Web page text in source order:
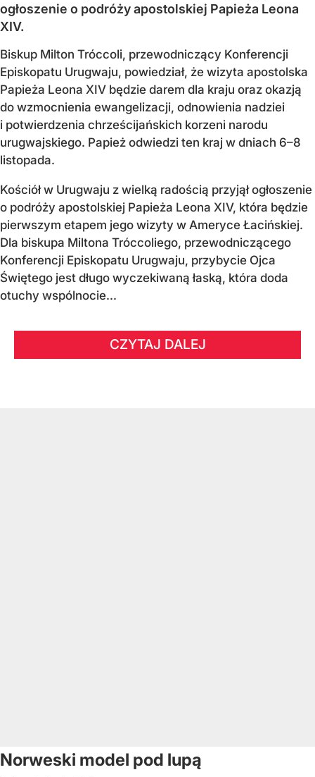
ogłoszenie o podróży apostolskiej Papieża Leona
XIV.
Biskup Milton Tróccoli, przewodniczący Konferencji
Episkopatu Urugwaju, powiedział, że wizyta apostolska
Papieża Leona XIV będzie darem dla kraju oraz okazją
do wzmocnienia ewangelizacji, odnowienia nadziei
i potwierdzenia chrześcijańskich korzeni narodu
urugwajskiego. Papież odwiedzi ten kraj w dniach 6–8
listopada.
Kościół w Urugwaju z wielką radością przyjął ogłoszenie
o podróży apostolskiej Papieża Leona XIV, która będzie
pierwszym etapem jego wizyty w Ameryce Łacińskiej.
Dla biskupa Miltona Tróccoliego, przewodniczącego
Konferencji Episkopatu Urugwaju, przybycie Ojca
Świętego jest długo wyczekiwaną łaską, która doda
otuchy wspólnocie...
CZYTAJ DALEJ
Norweski model pod lupą